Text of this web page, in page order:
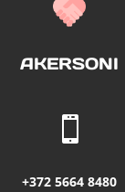
AKERSONI

+372 5664 8480